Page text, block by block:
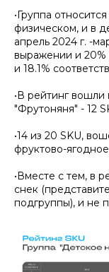
•Группа
физическом, и в
апрель 2024 г. -
выражении и
и 18.1%
•В рейтинг
"Фрутоняня" - 12
•14 из 20 SKU,
фруктово-
•Вместе с тем, в
снек
подгруппы), и не